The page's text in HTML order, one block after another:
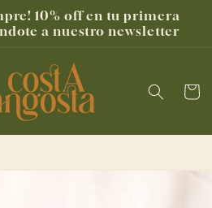
10% off en tu primera
a nuestro newsletter
Carrito